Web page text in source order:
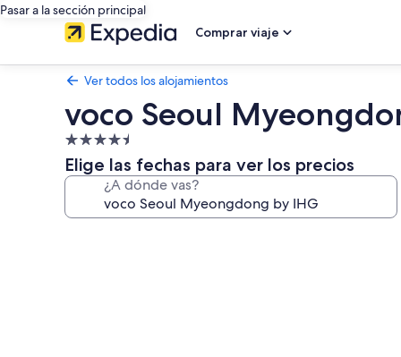
Pasar a la sección principal
Comprar viaje
Ver todos los alojamientos
voco Seoul
Alojamiento
de
4.5 estrellas
Elige las fechas para ver los precios
¿A dónde vas?